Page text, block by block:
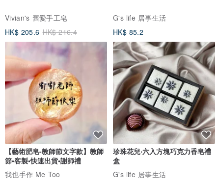
Vivian's 舊愛手工皂
HK$ 205.6 HK$ 216.4
G's life 居事生活
HK$ 85.2
【藝術肥皂-教師節文字款】教師
節•客製•快速出貨•謝師禮
我也手作 Me Too
珍珠花兒‧六入方塊巧克力香皂禮
盒
G's life 居事生活